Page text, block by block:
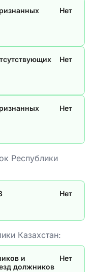
Нет
Нет
Нет
Республики
Нет
Казахстан:
и
должников
Нет